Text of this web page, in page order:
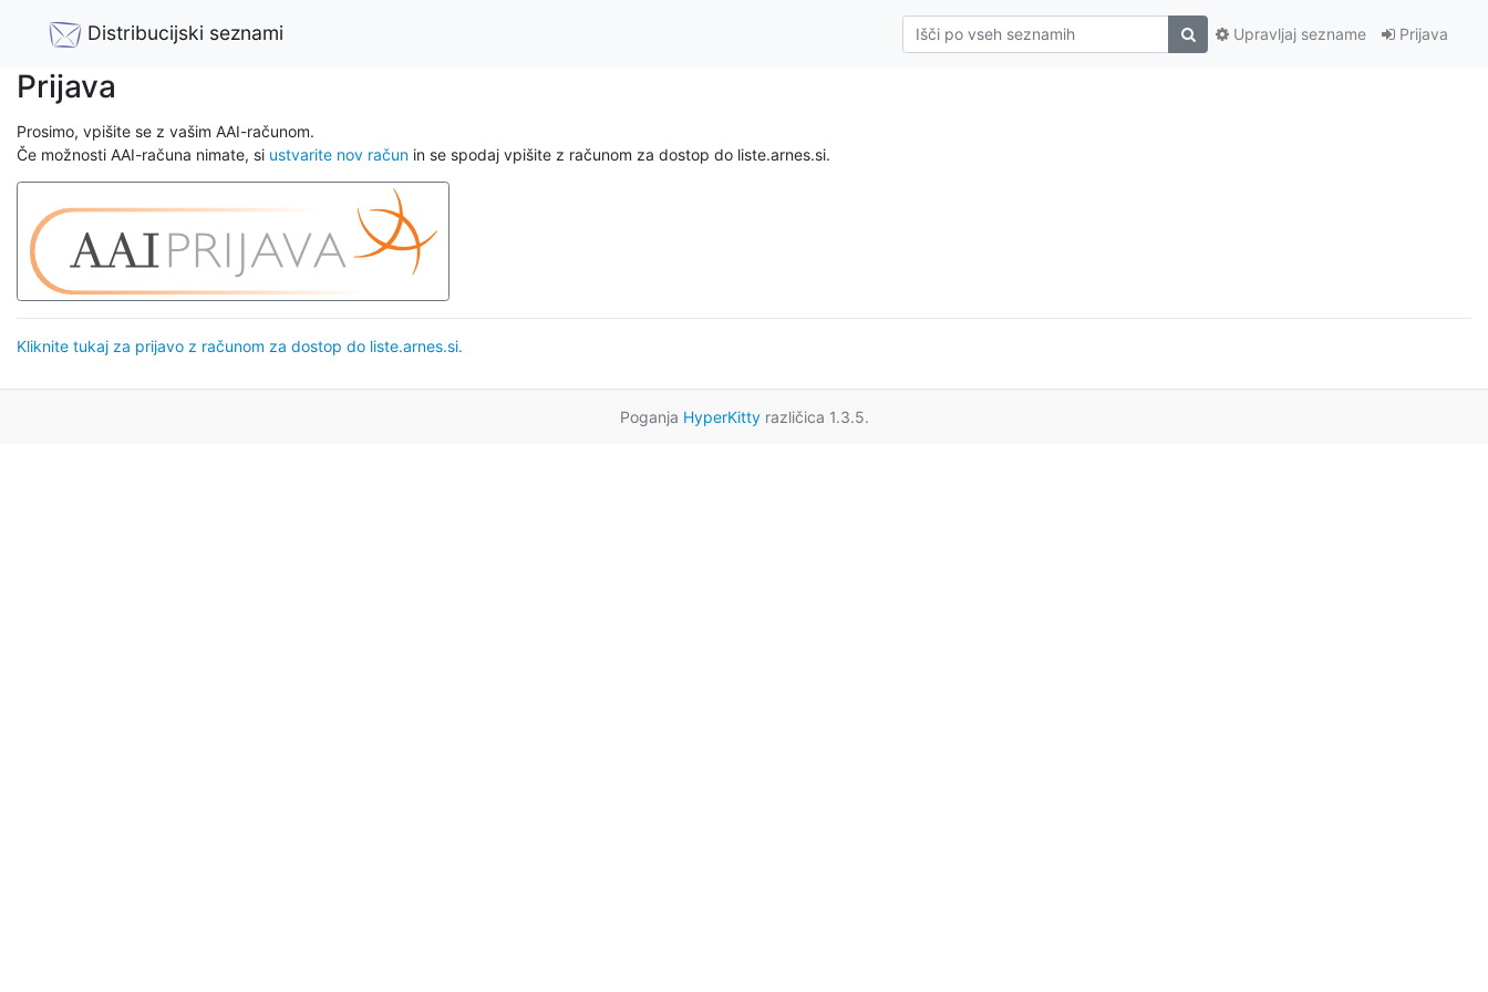
Distribucijski seznami Prijava
Upravljaj sezname
Prijava
Prosimo, vpišite se z vašim AAI-računom.
Če možnosti AAI-računa nimate, si ustvarite nov račun in se spodaj vpišite z računom za dostop do liste.arnes.si.
Kliknite tukaj za prijavo z računom za dostop do liste.arnes.si.
Poganja HyperKittyrazličica 1.3.5.